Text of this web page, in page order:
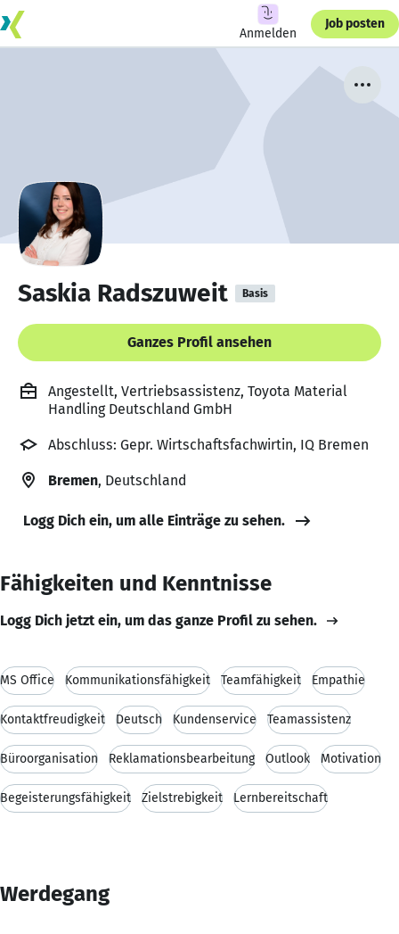
Anmelden
Job posten
Saskia Radszuweit Basis
Ganzes Profil ansehen
Angestellt, Vertriebsassistenz, Toyota Material
Handling Deutschland GmbH
Abschluss: Gepr. Wirtschaftsfachwirtin, IQ Bremen
Bremen, Deutschland
Logg Dich ein, um alle Einträge zu sehen.
Fähigkeiten und Kenntnisse
Logg Dich jetzt ein, um das ganze Profil zu sehen.
MS Office Kommunikationsfähigkeit Teamfähigkeit Empathie
Kontaktfreudigkeit Deutsch Kundenservice Teamassistenz
Büroorganisation Reklamationsbearbeitung Outlook Motivation
Begeisterungsfähigkeit Zielstrebigkeit Lernbereitschaft
Werdegang